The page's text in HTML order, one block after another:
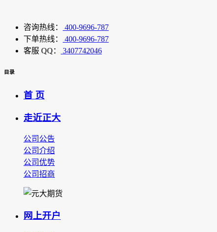
咨询热线：
400-9696-787
下单热线：
400-9696-787
客服 QQ：
3407742046
目录
首 页
走近正大
公司公告
公司介绍
公司优势
公司招商
网上开户